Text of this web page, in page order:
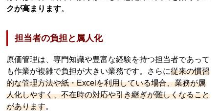
クが高まります。
担当者の負担と属人化
原価管理は、専門知識や豊富な経験を持つ担当者であって
も作業が複雑で負担が大きい業務です。さらに従来の慣習
的な管理方法や紙・Excelを利用している場合、業務が属
人化しやすく、不在時の対応や引き継ぎが難しくなること
があります。